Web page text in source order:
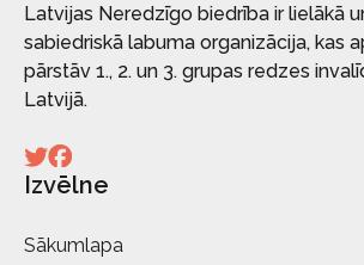
Latvijas Neredzīgo biedrība ir lielākā
sabiedriskā labuma organizācija, kas
pārstāv 1., 2. un 3. grupas redzes
Latvijā.
Izvēlne
Sākumlapa